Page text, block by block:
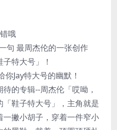
哦
句 最周杰伦的一张创作
特大号」！
Jay特大号的幽默！
的专辑--周杰伦「哎呦，
鞋子特大号」，主角就是
撇小胡子，穿着一件窄小